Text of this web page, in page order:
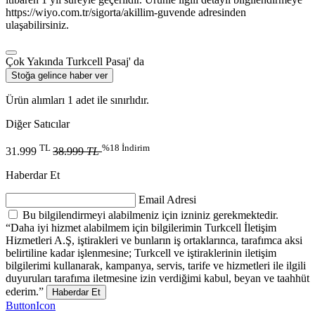
https://wiyo.com.tr/sigorta/akillim-guvende adresinden
ulaşabilirsiniz.
Çok Yakında Turkcell Pasaj' da
Stoğa gelince haber ver
​Ürün a​lımları 1 adet ile sınırlıdır.
Diğer Satıcılar
31.999 TL 38.999TL%18 İndirim
Haberdar Et
Email Adresi
Bu bilgilendirmeyi alabilmeniz için izniniz gerekmektedir.
“Daha iyi hizmet alabilmem için bilgilerimin Turkcell İletişim
Hizmetleri A.Ş, iştirakleri ve bunların iş ortaklarınca, tarafımca aksi
belirtiline kadar işlenmesine; Turkcell ve iştiraklerinin iletişim
bilgilerimi kullanarak, kampanya, servis, tarife ve hizmetleri ile ilgili
duyuruları tarafıma iletmesine izin verdiğimi kabul, beyan ve taahhüt
ederim.”
Haberdar Et
ButtonIcon